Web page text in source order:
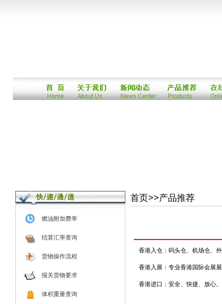
燃油附加费率
结算汇率查询
货物操作流程
报关货物要求
体积重量查询
首页>>产品推荐
香港入仓：码头仓、机场仓、
香港入展：专业香港国际会展
香港进口：安全、快捷、放心。